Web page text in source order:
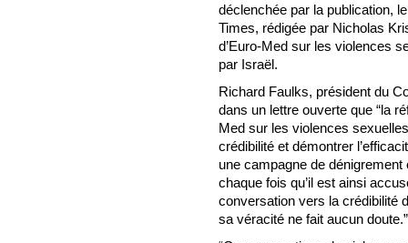
déclenchée par la publication,
Times, rédigée par Nicholas
d’Euro-Med sur les violences
par Israël.
Richard Faulks, président du
dans un lettre ouverte que “la
Med sur les violences
crédibilité et démontrer
une campagne de
chaque fois qu’il est ainsi
conversation vers la crédibilité
sa véracité ne fait aucun doute.”